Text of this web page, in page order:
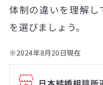
体制の違いを理解
を選びましょう。
※2024年8月20日現在